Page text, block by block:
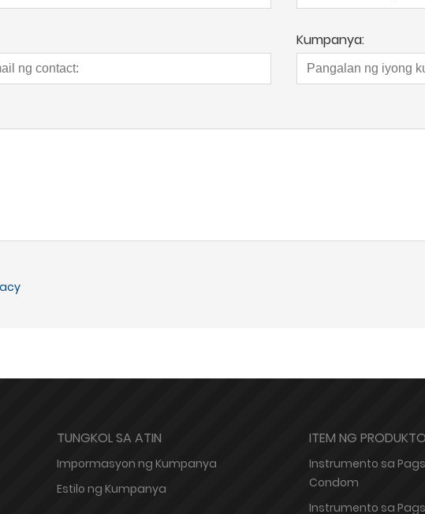
Kumpanya:
TUNGKOL SA ATIN
Impormasyon ng Kumpanya
Estilo ng Kumpanya
ITEM NG
Instrumento sa
Condom
Instrumento sa